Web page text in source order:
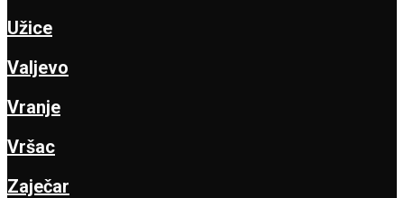
Užice
Valjevo
Vranje
Vršac
Zaječar